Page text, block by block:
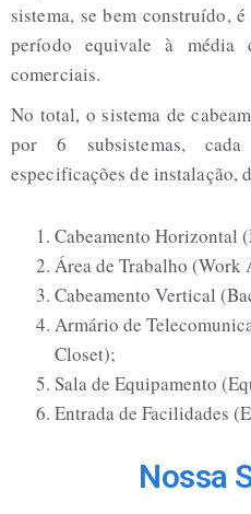
sistema, se bem construído,
período equivale à
comerciais.
No total, o sistema de
por 6 subsistemas,
especificações de instalação,
Cabeamento Horizontal
Área de Trabalho (Work
Cabeamento Vertical
Armário de
Closet);
Sala de Equipamento
Entrada de Facilidades
Nossa